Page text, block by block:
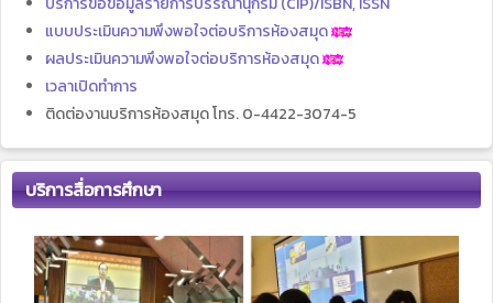
แบบประเมินความพึงพอใจต่อบริการห้องสมุด
ผลประเมินความพึงพอใจต่อบริการห้องสมุด
เวลาเปิดทำการ
ติดต่องานบริการห้องสมุด โทร. 0-4422-3074-5
บริการสื่อการศึกษา